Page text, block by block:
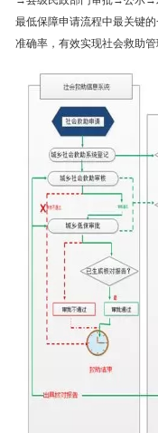
最低保障申请流程中最关键
准确率，有效实现社会救助管